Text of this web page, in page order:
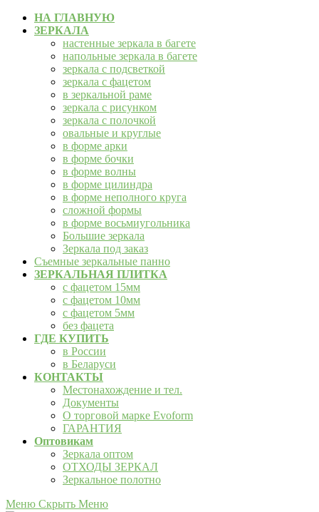
НА ГЛАВНУЮ
ЗЕРКАЛА
настенные зеркала в багете
напольные зеркала в багете
зеркала с подсветкой
зеркала с фацетом
в зеркальной раме
зеркала с рисунком
зеркала с полочкой
овальные и круглые
в форме арки
в форме бочки
в форме волны
в форме цилиндра
в форме неполного круга
сложной формы
в форме восьмиугольника
Большие зеркала
Зеркала под заказ
Съемные зеркальные панно
ЗЕРКАЛЬНАЯ ПЛИТКА
с фацетом 15мм
с фацетом 10мм
с фацетом 5мм
без фацета
ГДЕ КУПИТЬ
в России
в Беларуси
КОНТАКТЫ
Местонахождение и тел.
Документы
О торговой марке Evoform
ГАРАНТИЯ
Оптовикам
Зеркала оптом
ОТХОДЫ ЗЕРКАЛ
Зеркальное полотно
Меню Скрыть Меню